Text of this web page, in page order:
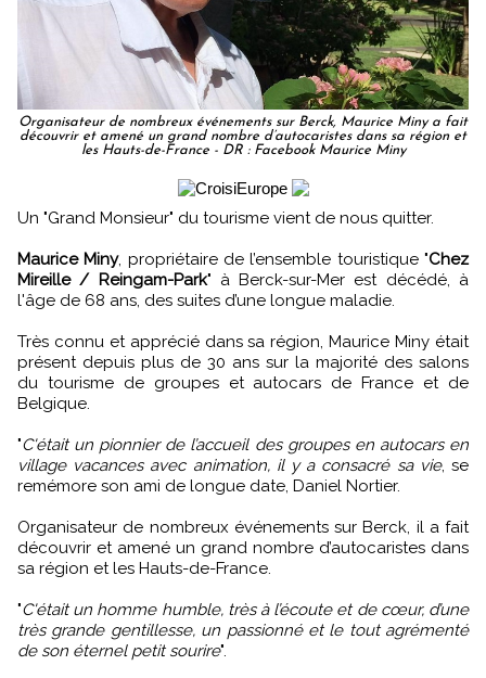
Organisateur de nombreux événements sur Berck, Maurice Miny a fait
découvrir et amené un grand nombre d’autocaristes dans sa région et
les Hauts-de-France - DR : Facebook Maurice Miny
Un "Grand Monsieur" du tourisme vient de nous quitter.
Maurice Miny, propriétaire de l’ensemble touristique "Chez
Mireille / Reingam-Park" à Berck-sur-Mer est décédé, à
l'âge de 68 ans, des suites d’une longue maladie.
Très connu et apprécié dans sa région, Maurice Miny était
présent depuis plus de 30 ans sur la majorité des salons
du tourisme de groupes et autocars de France et de
Belgique.
"C'était un pionnier de l’accueil des groupes en autocars en
village vacances avec animation, il y a consacré sa vie, se
remémore son ami de longue date, Daniel Nortier.
Organisateur de nombreux événements sur Berck, il a fait
découvrir et amené un grand nombre d’autocaristes dans
sa région et les Hauts-de-France.
"C'était un homme humble, très à l’écoute et de cœur, d’une
très grande gentillesse, un passionné et le tout agrémenté
de son éternel petit sourire".